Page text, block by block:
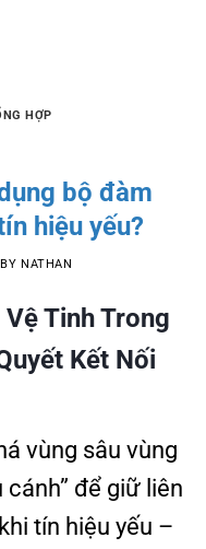
HỢP
bộ đàm
hiệu yếu?
BYNATHAN
Tinh Trong
Kết Nối
vùng sâu vùng
để giữ liên
tín hiệu yếu –